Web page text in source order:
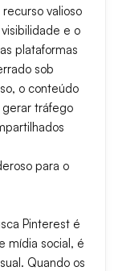
valioso
e o
plataformas
sob
o conteúdo
tráfego
para o
Pinterest é
mídia social, é
Quando os